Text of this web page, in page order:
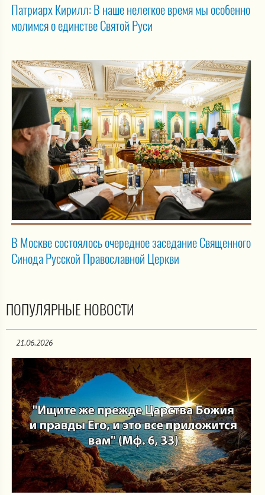
Патриарх Кирилл: В наше нелегкое время мы особенно
молимся о единстве Святой Руси
В Москве состоялось очередное заседание Священного
Синода Русской Православной Церкви
ПОПУЛЯРНЫЕ НОВОСТИ
21.06.2026